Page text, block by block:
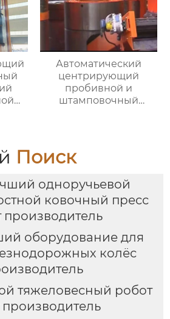
Автоматический
центрирующий
пробивной и
штамповочный
Поиск
одноручьевой
ковочный пресс
производитель
оборудование для
колёс
тяжеловесный робот
производитель